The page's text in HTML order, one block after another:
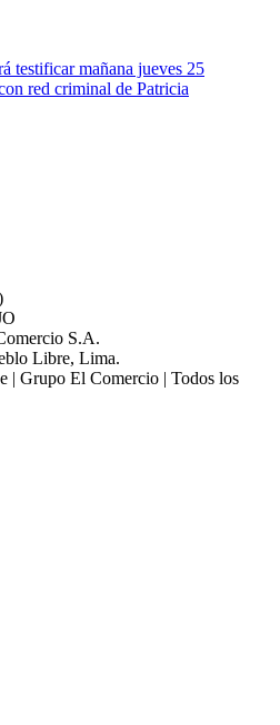
S.A.
Libre, Lima.
| Grupo El Comercio | Todos los